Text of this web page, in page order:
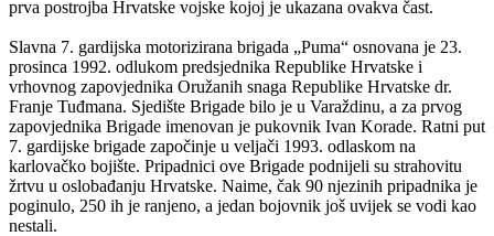
prva postrojba Hrvatske vojske kojoj je ukazana ovakva čast.
Slavna 7. gardijska motorizirana brigada „Puma“ osnovana je 23.
prosinca 1992. odlukom predsjednika Republike Hrvatske i
vrhovnog zapovjednika Oružanih snaga Republike Hrvatske dr.
Franje Tuđmana. Sjedište Brigade bilo je u Varaždinu, a za prvog
zapovjednika Brigade imenovan je pukovnik Ivan Korade. Ratni put
7. gardijske brigade započinje u veljači 1993. odlaskom na
karlovačko bojište. Pripadnici ove Brigade podnijeli su strahovitu
žrtvu u oslobađanju Hrvatske. Naime, čak 90 njezinih pripadnika je
poginulo, 250 ih je ranjeno, a jedan bojovnik još uvijek se vodi kao
nestali.